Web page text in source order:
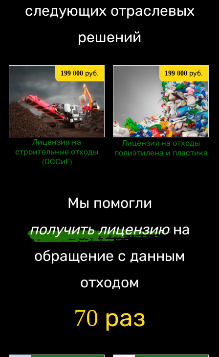
следующих отраслевых
решений
199 000 руб.
Лицензия на
строительные отходы
(ОССиГ)
199 000 руб.
Лицензия на отходы
полиэтилена и пластика
Мы помогли
получить лицензиюна
обращение с данным
отходом
70 раз